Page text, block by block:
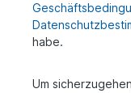
habe.
Um